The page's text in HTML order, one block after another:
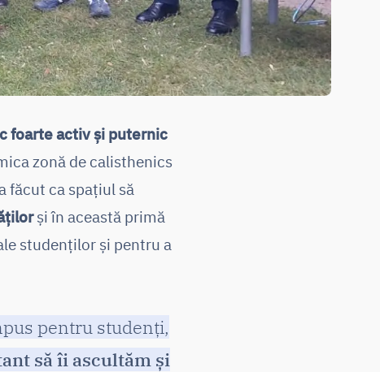
foarte activ și puternic
zonă de calisthenics
făcut ca spațiul să
și în această primă
studenților și pentru a
pentru studenți,
să îi ascultăm și